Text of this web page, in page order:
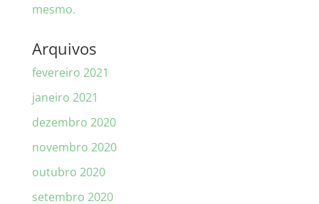
mesmo.
Arquivos
fevereiro 2021
janeiro 2021
dezembro 2020
novembro 2020
outubro 2020
setembro 2020